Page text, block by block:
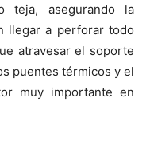
teja, asegurando la
llegar a perforar todo
atravesar el soporte
puentes térmicos y el
muy importante en